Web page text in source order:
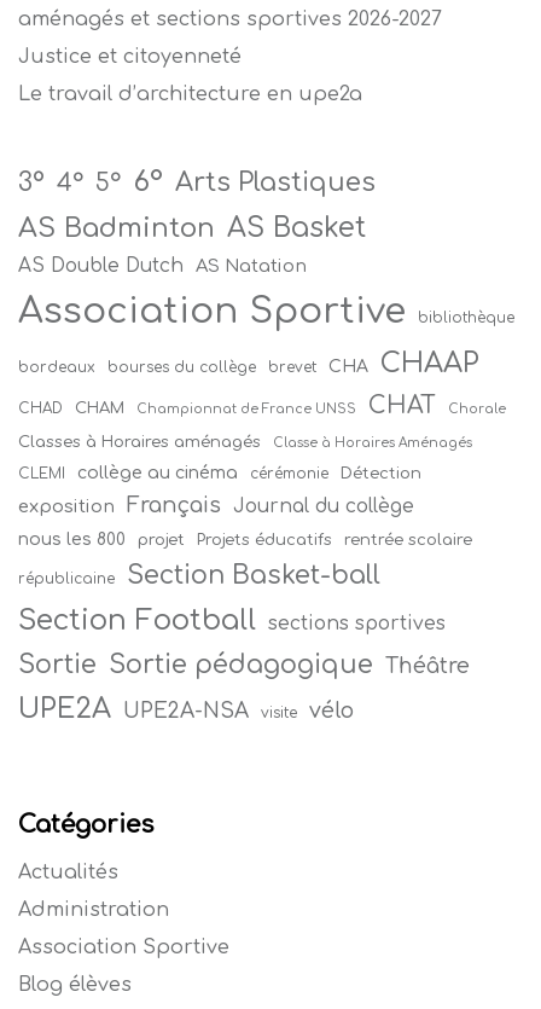
aménagés et sections sportives 2026-2027
Justice et citoyenneté
Le travail d’architecture en upe2a
3° 4° 5° 6° Arts Plastiques
AS Badminton AS Basket
AS Double Dutch AS Natation
Association Sportive bibliothèque
bordeaux bourses du collège brevet CHA CHAAP
CHAD CHAM Championnat de France UNSS CHAT Chorale
Classes à Horaires aménagés Classe à Horaires Aménagés
CLEMI collège au cinéma cérémonie Détection
exposition Français Journal du collège
nous les 800 projet Projets éducatifs rentrée scolaire
républicaine Section Basket-ball
Section Football sections sportives
Sortie Sortie pédagogique Théâtre
UPE2A UPE2A-NSA visite vélo
Catégories
Actualités
Administration
Association Sportive
Blog élèves